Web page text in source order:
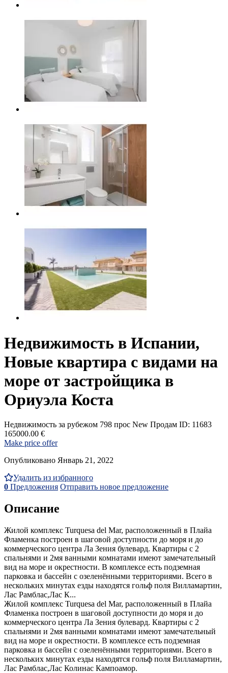
Недвижимость в Испании,
Новые квартира с видами на
море от застройщика в
Ориуэла Коста
Недвижимость за рубежом 798 прос New Продам ID: 11683
165000.00 €
Make price offer
Опубликовано Январь 21, 2022
Удалить из избранного
0 Предложения Отправить новое предложение
Описание
Жилой комплекс Turquesa del Mar, расположенный в Плайа
Фламенка построен в шаговой доступности до моря и до
коммерческого центра Ла Зения булевард. Квартиры с 2
спальнями и 2мя ванными комнатами имеют замечательный
вид на море и окрестности. В комплексе есть подземная
парковка и бассейн с озеленёнными территориями. Всего в
нескольких минутах езды находятся гольф поля Вилламартин,
Лас Рамблас,Лас К...
Жилой комплекс Turquesa del Mar, расположенный в Плайа
Фламенка построен в шаговой доступности до моря и до
коммерческого центра Ла Зения булевард. Квартиры с 2
спальнями и 2мя ванными комнатами имеют замечательный
вид на море и окрестности. В комплексе есть подземная
парковка и бассейн с озеленёнными территориями. Всего в
нескольких минутах езды находятся гольф поля Вилламартин,
Лас Рамблас,Лас Колинас Кампоамор.